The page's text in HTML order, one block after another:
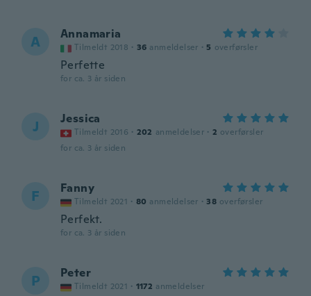
A Annamaria
Tilmeldt 2018 · 36 anmeldelser · 5 overførsler
Perfette
for ca. 3 år siden
J Jessica
Tilmeldt 2016 · 202 anmeldelser · 2 overførsler
for ca. 3 år siden
F Fanny
Tilmeldt 2021 · 80 anmeldelser · 38 overførsler
Perfekt.
for ca. 3 år siden
P Peter
Tilmeldt 2021 · 1172 anmeldelser